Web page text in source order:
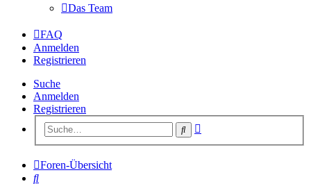
Das Team
FAQ
Anmelden
Registrieren
Suche
Anmelden
Registrieren
Suche
Foren-Übersicht
Suche